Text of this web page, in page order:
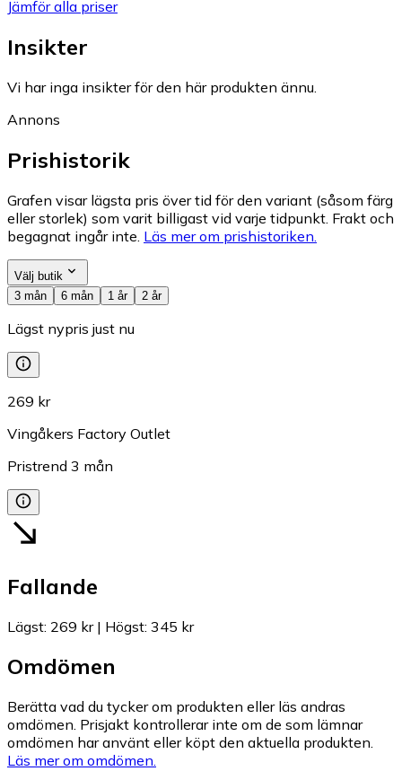
Jämför alla priser
Insikter
Vi har inga insikter för den här produkten ännu.
Annons
Prishistorik
Grafen visar lägsta pris över tid för den variant (såsom färg
eller storlek) som varit billigast vid varje tidpunkt. Frakt och
begagnat ingår inte. Läs mer om prishistoriken.
Välj butik
3 mån
6 mån 1 år 2 år
Lägst nypris just nu
269 kr
Vingåkers Factory Outlet
Pristrend 3 mån
Fallande
Lägst: 269 kr| Högst: 345 kr
Omdömen
Berätta vad du tycker om produkten eller läs andras
omdömen. Prisjakt kontrollerar inte om de som lämnar
omdömen har använt eller köpt den aktuella produkten.
Läs mer om omdömen.